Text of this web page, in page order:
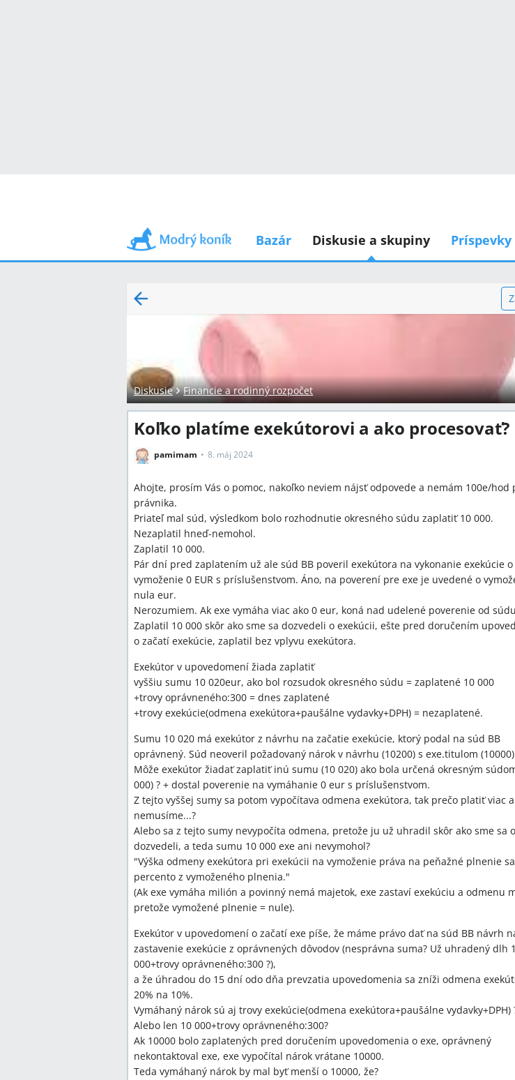
Bazár Diskusie a skupiny Príspevky
Diskusie Financie a rodinný rozpočet
Koľko platíme exekútorovi a ako procesovať?
pamimam 8. máj 2024
Ahojte, prosím Vás o pomoc, nakoľko neviem nájsť odpovede a nemám 100e/hod
právnika.
Priateľ mal súd, výsledkom bolo rozhodnutie okresného súdu zaplatiť 10 000.
Nezaplatil hneď-nemohol.
Zaplatil 10 000.
Pár dní pred zaplatením už ale súd BB poveril exekútora na vykonanie exekúcie o
vymoženie 0 EUR s príslušenstvom. Áno, na poverení pre exe je uvedené o
nula eur.
Nerozumiem. Ak exe vymáha viac ako 0 eur, koná nad udelené poverenie od
Zaplatil 10 000 skôr ako sme sa dozvedeli o exekúcii, ešte pred doručením
o začatí exekúcie, zaplatil bez vplyvu exekútora.
Exekútor v upovedomení žiada zaplatiť
vyššiu sumu 10 020eur, ako bol rozsudok okresného súdu = zaplatené 10 000
+trovy oprávneného:300 = dnes zaplatené
+trovy exekúcie(odmena exekútora+paušálne vydavky+DPH) = nezaplatené.
Sumu 10 020 má exekútor z návrhu na začatie exekúcie, ktorý podal na súd BB
oprávnený. Súd neoveril požadovaný nárok v návrhu (10200) s exe.titulom (10000)
Môže exekútor žiadať zaplatiť inú sumu (10 020) ako bola určená okresným
000) ? + dostal poverenie na vymáhanie 0 eur s príslušenstvom.
Z tejto vyššej sumy sa potom vypočítava odmena exekútora, tak prečo platiť viac
nemusíme...?
Alebo sa z tejto sumy nevypočíta odmena, pretože ju už uhradil skôr ako sme sa
dozvedeli, a teda sumu 10 000 exe ani nevymohol?
"Výška odmeny exekútora pri exekúcii na vymoženie práva na peňažné plnenie
percento z vymoženého plnenia."
(Ak exe vymáha milión a povinný nemá majetok, exe zastaví exekúciu a odmenu
pretože vymožené plnenie = nule).
Exekútor v upovedomení o začatí exe píše, že máme právo dať na súd BB návrh
zastavenie exekúcie z oprávnených dôvodov (nesprávna suma? Už uhradený dlh
000+trovy oprávneného:300 ?),
a že úhradou do 15 dní odo dňa prevzatia upovedomenia sa zníži odmena
20% na 10%.
Vymáhaný nárok sú aj trovy exekúcie(odmena exekútora+paušálne vydavky+DPH)
Alebo len 10 000+trovy oprávneného:300?
Ak 10000 bolo zaplatených pred doručením upovedomenia o exe, oprávnený
nekontaktoval exe, exe vypočítal nárok vrátane 10000.
Teda vymáhaný nárok by mal byť menší o 10000, že?